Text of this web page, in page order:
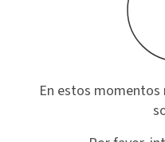
En estos